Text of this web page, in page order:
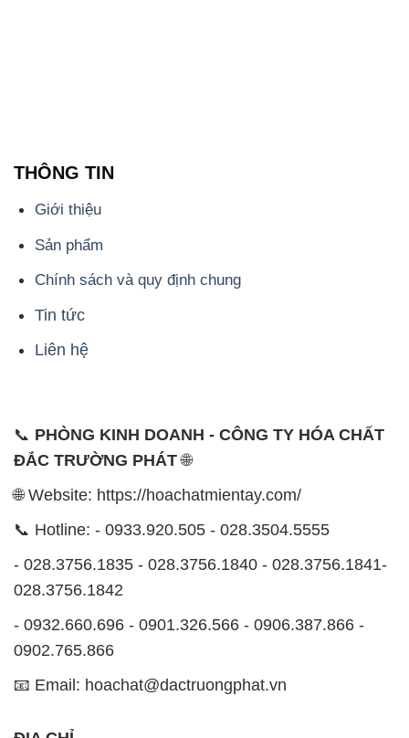
Chính sách và quy định chung
Tin tức
Liên hệ
📞
PHÒNG KINH DOANH - CÔNG TY HÓA CHẤT
ĐẮC TRƯỜNG PHÁT
- 028.3756.1835 - 028.3756.1840 - 028.3756.1841-
0902.765.866
📧 Email: hoachat@dactruongphat.vn
ĐỊA CHỈ
1229C Quốc lộ 1A, Phường Bình Trị Đông B,
Quận Bình Tân, TP. Hồ Chí Minh